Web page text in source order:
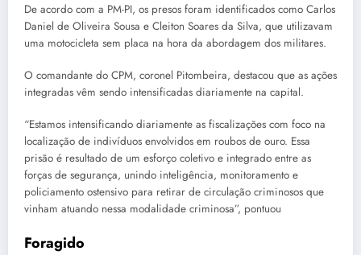
De acordo com a PM-PI, os presos foram identificados como Carlos
Daniel de Oliveira Sousa e Cleiton Soares da Silva, que utilizavam
uma motocicleta sem placa na hora da abordagem dos militares.
O comandante do CPM, coronel Pitombeira, destacou que as ações
integradas vêm sendo intensificadas diariamente na capital.
“Estamos intensificando diariamente as fiscalizações com foco na
localização de indivíduos envolvidos em roubos de ouro. Essa
prisão é resultado de um esforço coletivo e integrado entre as
forças de segurança, unindo inteligência, monitoramento e
policiamento ostensivo para retirar de circulação criminosos que
vinham atuando nessa modalidade criminosa”, pontuou
Foragido